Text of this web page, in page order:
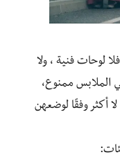
لوحات فنية ، ولا
الملابس ممنوع،
أكثر وفقًا لوضعهن